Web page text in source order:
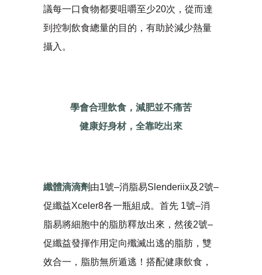
議每一口食物都要咀嚼至少20次，從而達
到控制飲食總量的目的，有助於減少熱量
攝入。
學會合理飲食，減肥並不痛苦
健康好身材，全靠吃出來
纖體滴滴劑由1號–消脂易Slenderiix及2號–
促纖益Xceler8各一瓶組成。首先 1號–消
脂易將細胞中的脂肪釋放出來，然後2號–
促纖益發揮作用定向殲滅出逃的脂肪，雙
效合一，脂肪無所遁逃！搭配健康飲食，